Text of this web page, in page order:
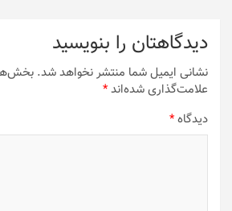
دیدگاهتان را بنویسید
نشانی ایمیل شما منتشر نخواهد شد.
علامت‌گذاری شده‌اند*
دیدگاه*